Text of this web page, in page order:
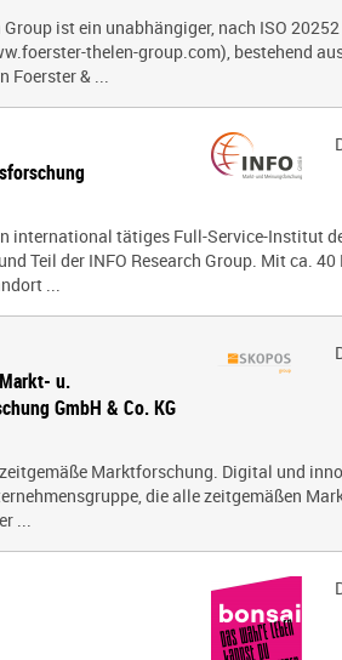
Group ist ein unabhängiger, nach ISO
thelen-group.com), bestehend
Foerster & ...
international tätiges Full-Service-Institut
Teil der INFO Research Group. Mit ca.
...
u.
GmbH & Co. KG
zeitgemäße Marktforschung. Digital und
die alle zeitgemäßen
...